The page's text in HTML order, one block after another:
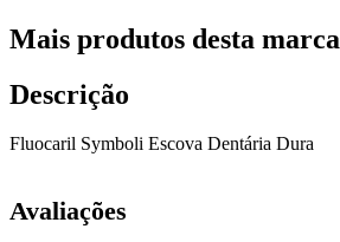
Mais produtos desta marca
Descrição
Fluocaril Symboli Escova Dentária Dura
Avaliações